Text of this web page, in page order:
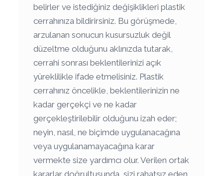
belirler ve istediğiniz değişiklikleri plastik
cerrahınıza bildirirsiniz. Bu görüşmede,
arzulanan sonucun kusursuzluk değil
düzeltme olduğunu aklınızda tutarak,
cerrahi sonrası beklentilerinizi açık
yüreklilikle ifade etmelisiniz. Plastik
cerrahınız öncelikle, beklentilerinizin ne
kadar gerçekçi ve ne kadar
gerçekleştirilebilir olduğunu izah eder;
neyin, nasıl, ne biçimde uygulanacağına
veya uygulanamayacağına karar
vermekte size yardımcı olur. Verilen ortak